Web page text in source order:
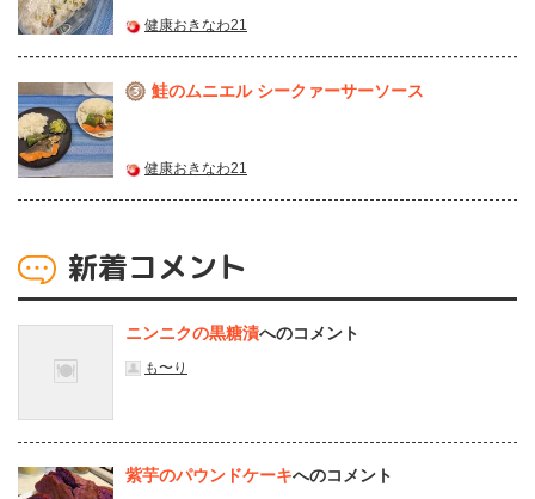
健康おきなわ21
3 鮭のムニエル シークァーサーソース
健康おきなわ21
新着コメント
ニンニクの黒糖漬へのコメント
も〜り
紫芋のパウンドケーキへのコメント